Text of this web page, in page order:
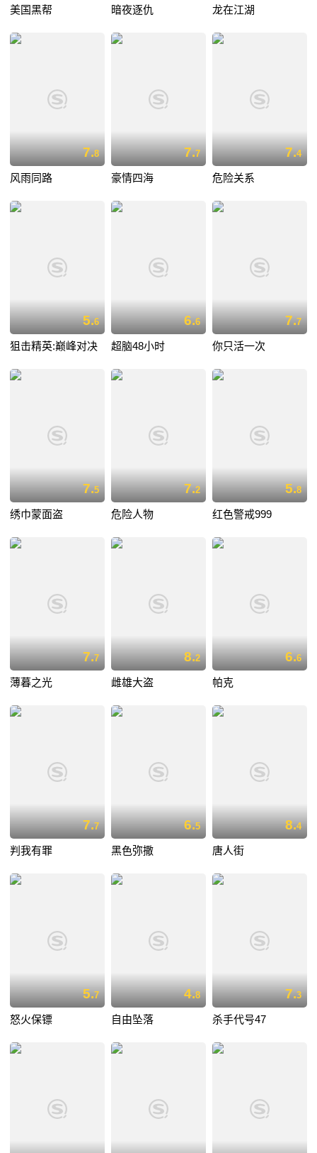
美国黑帮 暗夜逐仇 龙在江湖
7.8
风雨同路
7.7
豪情四海
7.4
危险关系
5.6
狙击精英:巅峰对决
6.6
超脑48小时
7.7
你只活一次
7.5
绣巾蒙面盗
7.2
危险人物
5.8
红色警戒999
7.7
薄暮之光
8.2
雌雄大盗
6.6
帕克
7.7
判我有罪
6.5
黑色弥撒
8.4
唐人街
5.7
怒火保镖
4.8
自由坠落
7.3
杀手代号47